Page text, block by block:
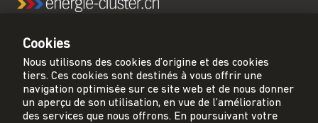
Suisse neutre en carbone.
energie-cluster.ch
Gutenbergstrasse 21
3011 Berne
Cookies
Nous utilisons des cookies d’origine et des cookies
tiers. Ces cookies sont destinés à vous offrir une
navigation optimisée sur ce site web et de nous donner
un aperçu de son utilisation, en vue de l’amélioration
des services que nous offrons. En poursuivant votre